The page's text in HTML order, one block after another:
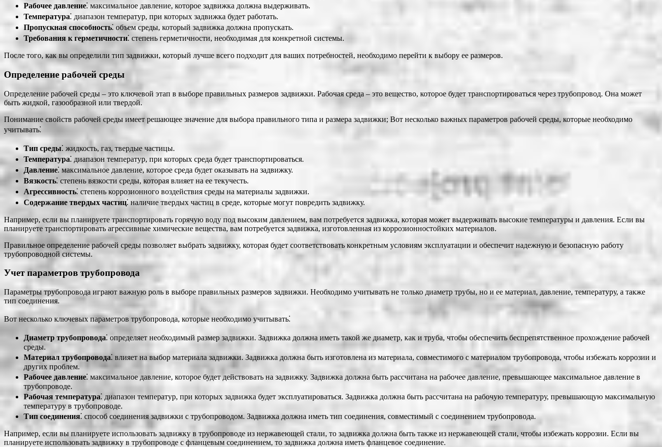
Рабочее давление⁚ максимальное давление, которое задвижка должна выдерживать.
Температура⁚ диапазон температур, при которых задвижка будет работать.
Пропускная способность⁚ объем среды, который задвижка должна пропускать.
Требования к герметичности⁚ степень герметичности, необходимая для конкретной системы.
После того, как вы определили тип задвижки, который лучше всего подходит для ваших потребностей, необходимо перейти к выбору ее размеров.
Определение рабочей среды
Определение рабочей среды – это ключевой этап в выборе правильных размеров задвижки. Рабочая среда – это вещество, которое будет транспортироваться через трубопровод. Она может
быть жидкой, газообразной или твердой.
Понимание свойств рабочей среды имеет решающее значение для выбора правильного типа и размера задвижки; Вот несколько важных параметров рабочей среды, которые необходимо
учитывать⁚
Тип среды⁚ жидкость, газ, твердые частицы.
Температура⁚ диапазон температур, при которых среда будет транспортироваться.
Давление⁚ максимальное давление, которое среда будет оказывать на задвижку.
Вязкость⁚ степень вязкости среды, которая влияет на ее текучесть.
Агрессивность⁚ степень коррозионного воздействия среды на материалы задвижки.
Содержание твердых частиц⁚ наличие твердых частиц в среде, которые могут повредить задвижку.
Например, если вы планируете транспортировать горячую воду под высоким давлением, вам потребуется задвижка, которая может выдерживать высокие температуры и давления. Если вы
планируете транспортировать агрессивные химические вещества, вам потребуется задвижка, изготовленная из коррозионностойких материалов.
Правильное определение рабочей среды позволяет выбрать задвижку, которая будет соответствовать конкретным условиям эксплуатации и обеспечит надежную и безопасную работу
трубопроводной системы.
Учет параметров трубопровода
Параметры трубопровода играют важную роль в выборе правильных размеров задвижки. Необходимо учитывать не только диаметр трубы, но и ее материал, давление, температуру, а также
тип соединения.
Вот несколько ключевых параметров трубопровода, которые необходимо учитывать⁚
Диаметр трубопровода⁚ определяет необходимый размер задвижки. Задвижка должна иметь такой же диаметр, как и труба, чтобы обеспечить беспрепятственное прохождение рабочей
среды.
Материал трубопровода⁚ влияет на выбор материала задвижки. Задвижка должна быть изготовлена из материала, совместимого с материалом трубопровода, чтобы избежать коррозии и
других проблем.
Рабочее давление⁚ максимальное давление, которое будет действовать на задвижку. Задвижка должна быть рассчитана на рабочее давление, превышающее максимальное давление в
трубопроводе.
Рабочая температура⁚ диапазон температур, при которых задвижка будет эксплуатироваться. Задвижка должна быть рассчитана на рабочую температуру, превышающую максимальную
температуру в трубопроводе.
Тип соединения⁚ способ соединения задвижки с трубопроводом. Задвижка должна иметь тип соединения, совместимый с соединением трубопровода.
Например, если вы планируете использовать задвижку в трубопроводе из нержавеющей стали, то задвижка должна быть также из нержавеющей стали, чтобы избежать коррозии. Если вы
планируете использовать задвижку в трубопроводе с фланцевым соединением, то задвижка должна иметь фланцевое соединение.